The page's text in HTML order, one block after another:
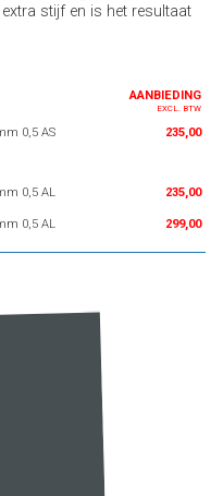
stijf en is het resultaat
AANBIEDING
EXCL. BTW
0,5 AS 235,00
0,5 AL 235,00
0,5 AL 299,00